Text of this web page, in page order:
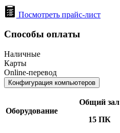
Посмотреть прайс-лист
Способы оплаты
Наличные
Карты
Online-перевод
Конфигурация компьютеров
Оборудование
Общий зал
15 ПК